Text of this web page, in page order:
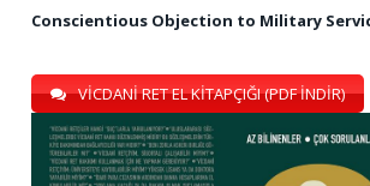
Conscientious Objection to Military
VİCDANİ RET EL KİTAPÇIĞI (PDF İNDİR)